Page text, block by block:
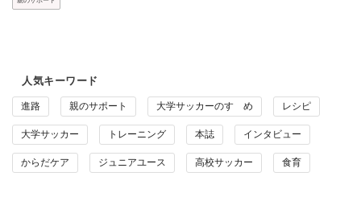
人気キーワード
進路 親のサポート 大学サッカーのすゝめ レシピ
大学サッカー トレーニング 本誌 インタビュー
からだケア ジュニアユース 高校サッカー 食育